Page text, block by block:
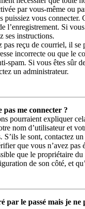
par vous-même ou
puissiez vous connecter.
l’enregistrement. Si
ses instructions.
pas reçu de courriel, il se
incorrecte ou que le
spam. Si vous êtes sûr
un administrateur.
me connecter ?
pourraient expliquer
nom d’utilisateur et
S’ils le sont, contactez
que vous n’avez pas
que le propriétaire
de son côté, et
par le passé mais je ne